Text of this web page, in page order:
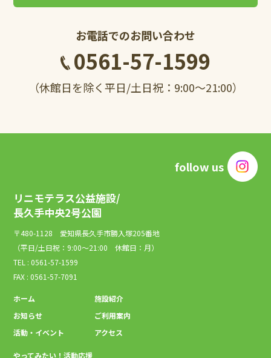
お電話でのお問い合わせ
0561-57-1599
（休館日を除く平日/土日祝：9:00～21:00）
follow us
リニモテラス公益施設/
長久手中央2号公園
〒480-1128 愛知県長久手市勝入塚205番地
（平日/土日祝：9:00～21:00 休館日：月）
TEL : 0561-57-1599
FAX : 0561-57-7091
ホーム
お知らせ
活動・イベント
施設紹介
ご利用案内
アクセス
やってみたい！活動応援